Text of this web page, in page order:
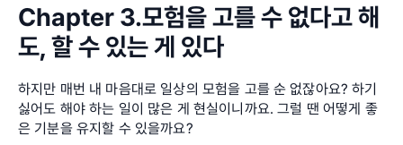
Chapter 3.모험을 고를 수 없다고 해
도, 할 수 있는 게 있다
하지만 매번 내 마음대로 일상의 모험을 고를 순 없잖아요? 하기
싫어도 해야 하는 일이 많은 게 현실이니까요. 그럴 땐 어떻게 좋
은 기분을 유지할 수 있을까요?